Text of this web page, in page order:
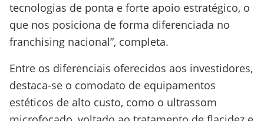
tecnologias de ponta e forte apoio estratégico, o
que nos posiciona de forma diferenciada no
franchising nacional”, completa.
Entre os diferenciais oferecidos aos investidores,
destaca-se o comodato de equipamentos
estéticos de alto custo, como o ultrassom